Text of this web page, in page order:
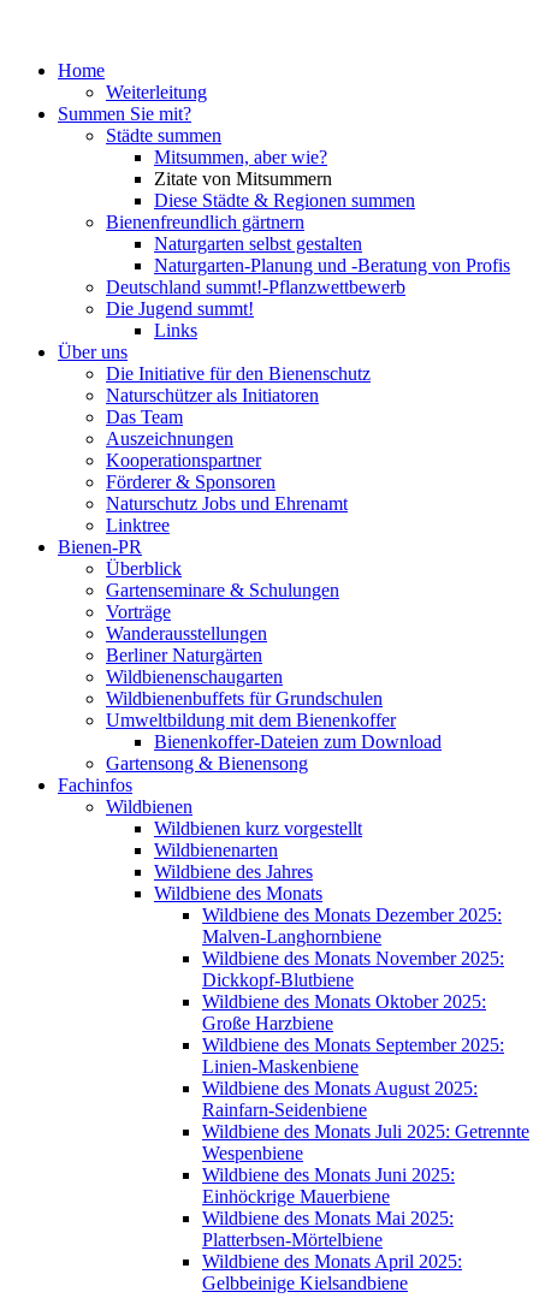
Home
Weiterleitung
Summen Sie mit?
Städte summen
Mitsummen, aber wie?
Zitate von Mitsummern
Diese Städte & Regionen summen
Bienenfreundlich gärtnern
Naturgarten selbst gestalten
Naturgarten-Planung und -Beratung von Profis
Deutschland summt!-Pflanzwettbewerb
Die Jugend summt!
Links
Über uns
Die Initiative für den Bienenschutz
Naturschützer als Initiatoren
Das Team
Auszeichnungen
Kooperationspartner
Förderer & Sponsoren
Naturschutz Jobs und Ehrenamt
Linktree
Bienen-PR
Überblick
Gartenseminare & Schulungen
Vorträge
Wanderausstellungen
Berliner Naturgärten
Wildbienenschaugarten
Wildbienenbuffets für Grundschulen
Umweltbildung mit dem Bienenkoffer
Bienenkoffer-Dateien zum Download
Gartensong & Bienensong
Fachinfos
Wildbienen
Wildbienen kurz vorgestellt
Wildbienenarten
Wildbiene des Jahres
Wildbiene des Monats
Wildbiene des Monats Dezember 2025:
Malven-Langhornbiene
Wildbiene des Monats November 2025:
Dickkopf-Blutbiene
Wildbiene des Monats Oktober 2025:
Große Harzbiene
Wildbiene des Monats September 2025:
Linien-Maskenbiene
Wildbiene des Monats August 2025:
Rainfarn-Seidenbiene
Wildbiene des Monats Juli 2025: Getrennte
Wespenbiene
Wildbiene des Monats Juni 2025:
Einhöckrige Mauerbiene
Wildbiene des Monats Mai 2025:
Platterbsen-Mörtelbiene
Wildbiene des Monats April 2025:
Gelbbeinige Kielsandbiene